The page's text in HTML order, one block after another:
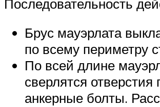
Последовательность
Брус мауэрлата
по всему периметру
По всей длине
сверлятся отверстия
анкерные болты.